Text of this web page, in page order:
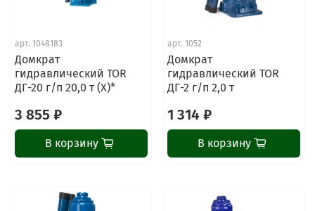
арт. 1048183
Домкрат
гидравлический TOR
ДГ-20 г/п 20,0 т (X)*
3 855 ₽
В корзину
арт. 1052
Домкрат
гидравлический TOR
ДГ-2 г/п 2,0 т
1 314 ₽
В корзину